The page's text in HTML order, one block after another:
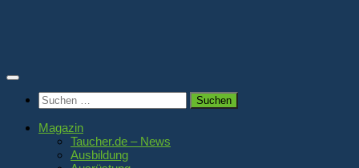
Suchen
nach:
Magazin
Taucher.de – News
Ausbildung